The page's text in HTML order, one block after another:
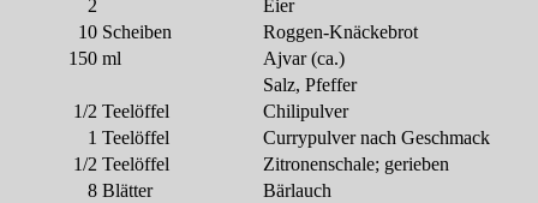
2
Eier
10 Scheiben
Roggen-Knäckebrot
150 ml
Ajvar (ca.)
Salz, Pfeffer
1/2 Teelöffel
Chilipulver
1 Teelöffel
Currypulver nach Geschmack
1/2 Teelöffel
Zitronenschale; gerieben
8 Blätter
Bärlauch